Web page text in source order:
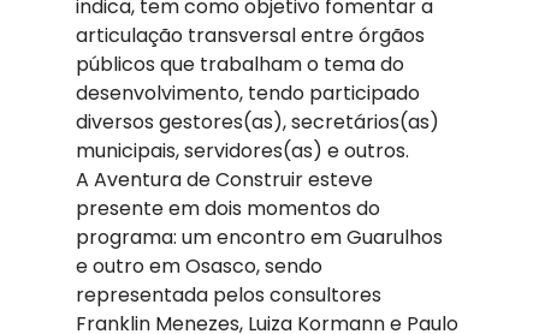
indica, tem como objetivo fomentar a
articulação transversal entre órgãos
públicos que trabalham o tema do
desenvolvimento, tendo participado
diversos gestores(as), secretários(as)
municipais, servidores(as) e outros.
A Aventura de Construir esteve
presente em dois momentos do
programa: um encontro em Guarulhos
e outro em Osasco, sendo
representada pelos consultores
Franklin Menezes, Luiza Kormann e Paulo